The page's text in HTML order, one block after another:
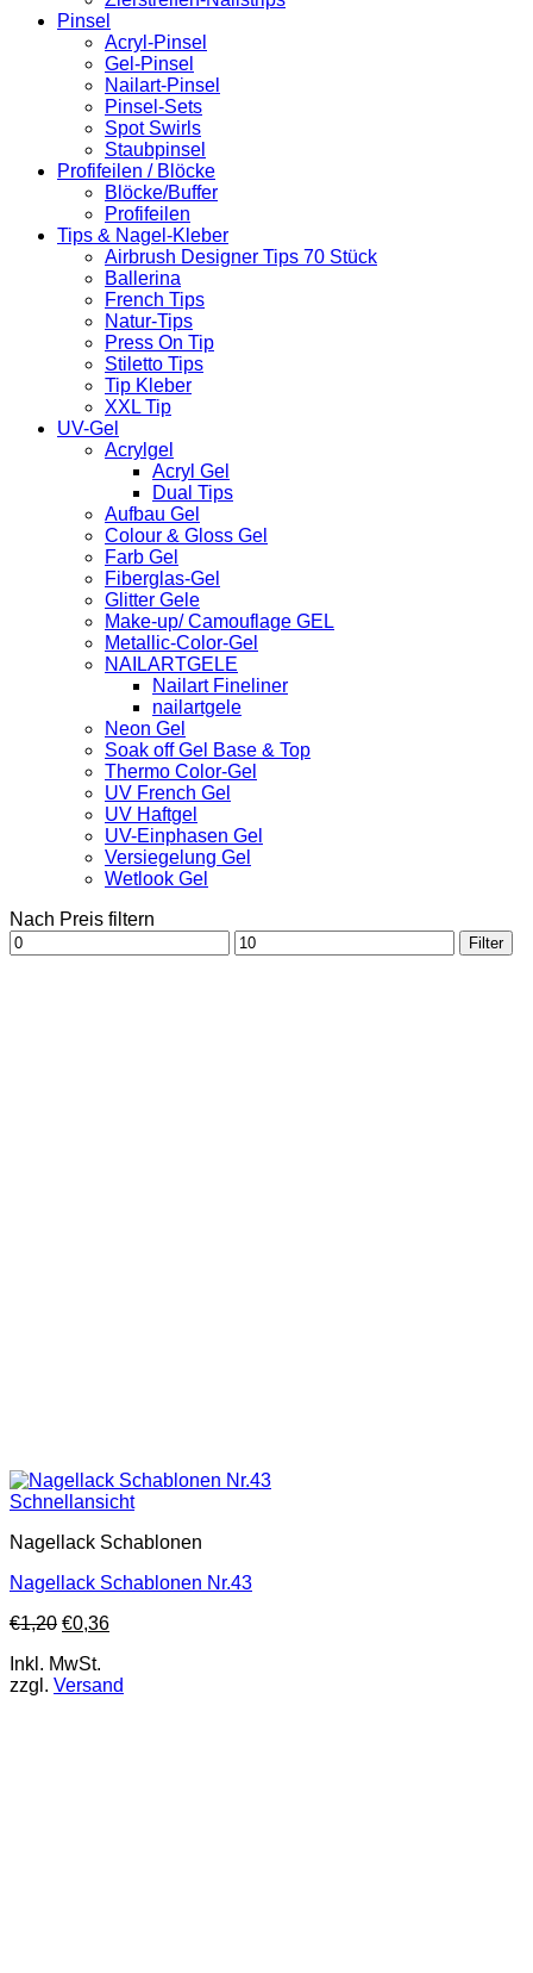
Pinsel
Acryl-Pinsel
Gel-Pinsel
Nailart-Pinsel
Pinsel-Sets
Spot Swirls
Staubpinsel
Profifeilen / Blöcke
Blöcke/Buffer
Profifeilen
Tips & Nagel-Kleber
Airbrush Designer Tips 70 Stück
Ballerina
French Tips
Natur-Tips
Press On Tip
Stiletto Tips
Tip Kleber
XXL Tip
UV-Gel
Acrylgel
Acryl Gel
Dual Tips
Aufbau Gel
Colour & Gloss Gel
Farb Gel
Fiberglas-Gel
Glitter Gele
Make-up/ Camouflage GEL
Metallic-Color-Gel
NAILARTGELE
Nailart Fineliner
nailartgele
Neon Gel
Soak off Gel Base & Top
Thermo Color-Gel
UV French Gel
UV Haftgel
UV-Einphasen Gel
Versiegelung Gel
Wetlook Gel
Nach Preis filtern
Min.
Preis
Max.
Preis
Filter
Schnellansicht
Nagellack Schablonen
Nagellack Schablonen Nr.43
€1,20 €0,36
Inkl. MwSt.
zzgl. Versand